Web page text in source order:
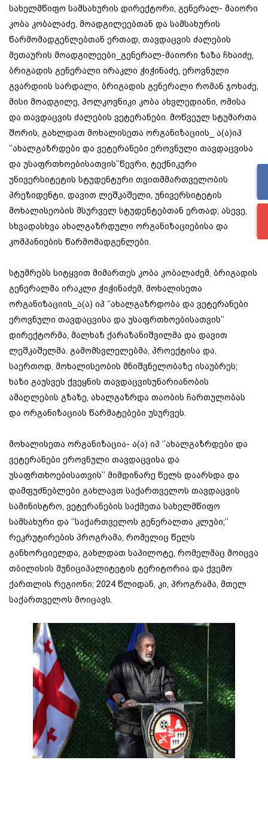
სახელმწიფო სამსახურის დირექტორი, გენერალ- მაიორი
კობა კობალაძე, მოადგილეებთან და სამსახურის
წარმომადგენლებთან ერთად, თავდაცვის ძალების
მეთაურის მოადგილეები_გენერალ-მაიორი ზაზა ჩხაიძე,
ბრიგადის გენერალი ირაკლი ჭიჭინაძე, ეროვნული
გვარდიის სარდალი, ბრიგადის გენერალი რომან ჯოხაძე,
მისი მოადგილე, პოლკოვნიკი კობა ახვლედიანი, ომისა
და თავდაცვის ძალების ვეტერანები. მოწვეულ სტუმართა
შორის, გახლდათ მოხალისეთა ორგანიზაციის_ ა(ა)იპ
‘’ახალგაზრდები და ვეტერანები ეროვნული თავდაცვისა
და უსაფრთხოებისათვის’’წევრი, ტექნიკური
უნივერსიტეტის სტუდენტური თვითმმართველობის
პრეზიდენტი, დავით ლეშკაშელი, უნივერსიტეტის
მოხალისეობის მსურველ სტუდენტებთან ერთად; ასევე,
სხვადასხვა ახალგაზრდული ორგანიზაციებისა და
კომპანიების წარმომადგენლები.
სტუმრებს სიტყვით მიმართეს კობა კობალაძემ, ბრიგადის
გენერალმა ირაკლი ჭიჭინაძემ, მოხალისეთა
ორგანიზაციის_ა(ა) იპ ‘’ახალგაზრდობა და ვეტერანები
ეროვნული თავდაცვისა და უსაფრთხოებისათვის’’
დირექტორმა, მალხაზ ქარაზანიშვილმა და დავით
ლეშკაშელმა. გამომსვლელებმა, პროექტისა და,
საერთოდ, მოხალისეობის მნიშვნელობაზე ისაუბრეს;
ხაზი გაუსვეს ქვეყნის თავდაცვისუნარიანობის
ამაღლების გზაზე, ახალგაზრდა თაობის ჩართულობას
და ორგანიზაციას წარმატებები უსურვეს.
მოხალისეთა ორგანიზაცია- ა(ა) იპ ‘’ახალგაზრდები და
ვეტერანები ეროვნული თავდაცვისა და
უსაფრთხოებისათვის’’ მიმდინარე წელს დაარსდა და
დამფუძნებლები გახლავთ საქართველოს თავდაცვის
სამინისტრო, ვეტერანების საქმეთა სახელმწიფო
სამსახური და ‘’საქართველოს გენერალთა კლუბი;’’
რეკრუტირების პროგრამა, რომელიც წელს
განხორციელდა, გახლდათ საპილოტე, რომელმაც მოიცვა
თბილისის მუნიციპალიტეტის ტერიტორია და ქვემო
ქართლის რეგიონი; 2024 წლიდან, კი, პროგრამა, მთელ
საქართველოს მოიცავს.